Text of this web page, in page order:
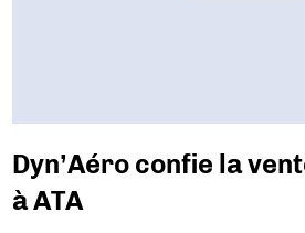
Dyn’Aéro confie la
à ATA